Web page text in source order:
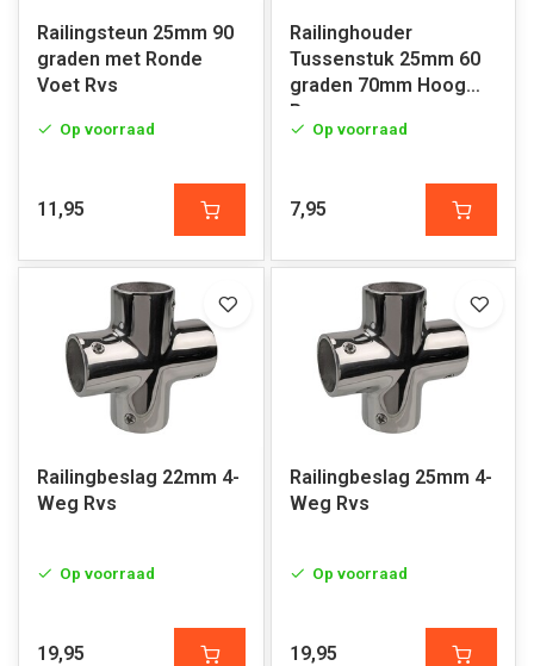
Railingsteun 25mm 90
graden met Ronde
Voet Rvs
Op voorraad
11,95
Railinghouder
Tussenstuk 25mm 60
graden 70mm Hoog
Rvs
Op voorraad
7,95
Railingbeslag 22mm 4-
Weg Rvs
Op voorraad
19,95
Railingbeslag 25mm 4-
Weg Rvs
Op voorraad
19,95